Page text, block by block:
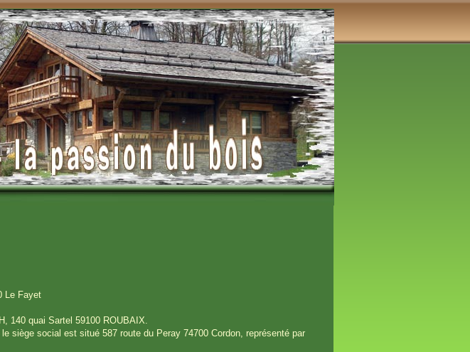
Le Fayet
140 quai Sartel 59100 ROUBAIX.
siège social est situé 587 route du Peray 74700 Cordon, représenté par